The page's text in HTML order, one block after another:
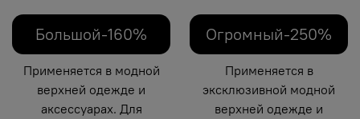
Большой-160%
Применяется в модной
верхней одежде и
аксессуарах. Для
Огромный-250%
Применяется в
эксклюзивной модной
верхней одежде и